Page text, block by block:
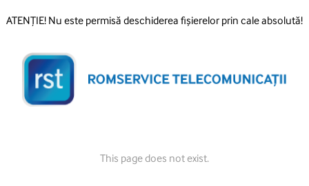
ATENȚIE! Nu este permisă deschiderea fișierelor prin cale absolută!
This page does not exist.